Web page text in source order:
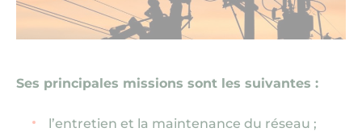
Ses principales missions sont les suivantes :
l’entretien et la maintenance du réseau ;